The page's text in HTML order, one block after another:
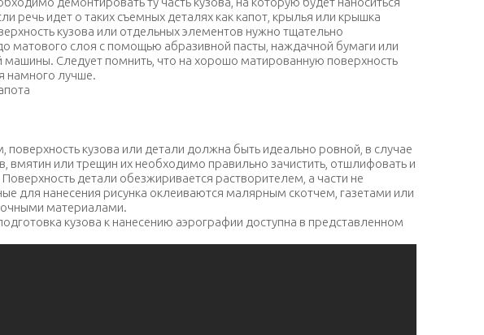
речь идет о таких съемных деталях как капот, крылья или крышка
кузова или отдельных элементов нужно тщательно
матового слоя с помощью абразивной пасты, наждачной бумаги или
Следует помнить, что на хорошо матированную поверхность
намного лучше.
поверхность кузова или детали должна быть идеально ровной, в случае
вмятин или трещин их необходимо правильно зачистить, отшлифовать и
детали обезжиривается растворителем, а части не
для нанесения рисунка оклеиваются малярным скотчем, газетами или
материалами.
кузова к нанесению аэрографии доступна в представленном